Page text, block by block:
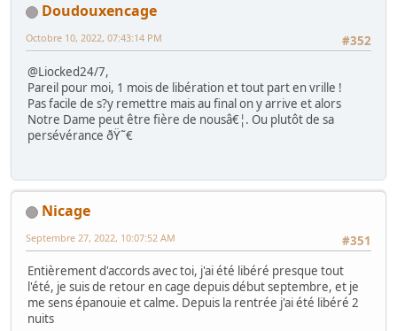
Doudouxencage
#352
Octobre 10, 2022, 07:43:14 PM
@Liocked24/7,
Pareil pour moi, 1 mois de libération et tout part en vrille !
Pas facile de s?y remettre mais au final on y arrive et alors
Notre Dame peut être fière de nousâ€¦. Ou plutôt de sa
persévérance ðŸ˜€
Nicage
#351
Septembre 27, 2022, 10:07:52 AM
Entièrement d'accords avec toi, j'ai été libéré presque tout
l'été, je suis de retour en cage depuis début septembre, et je
me sens épanouie et calme. Depuis la rentrée j'ai été libéré 2
nuits